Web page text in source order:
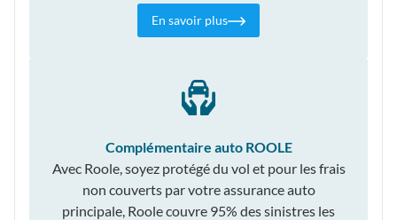
En savoir plus
Complémentaire auto ROOLE
Avec Roole, soyez protégé du vol et pour les frais
non couverts par votre assurance auto
principale, Roole couvre 95% des sinistres les